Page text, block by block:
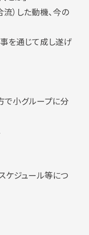
）した動機、今の
を通じて成し遂げ
小グループに分
ケジュール等につ